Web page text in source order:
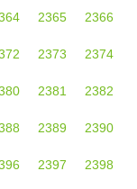
2365 2366
2373 2374
2381 2382
2389 2390
2397 2398